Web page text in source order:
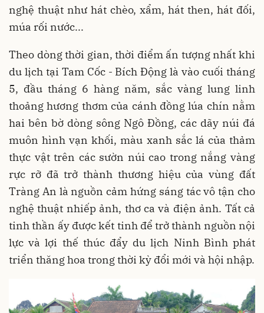
nghệ thuật như hát chèo, xẩm, hát then, hát đối,
múa rối nước...
Theo dòng thời gian, thời điểm ấn tượng nhất khi
du lịch tại Tam Cốc - Bích Động là vào cuối tháng
5, đầu tháng 6 hàng năm, sắc vàng lung linh
thoảng hương thơm của cánh đồng lúa chín nằm
hai bên bờ dòng sông Ngô Đồng, các dãy núi đá
muôn hình vạn khối, màu xanh sắc lá của thảm
thực vật trên các sườn núi cao trong nắng vàng
rực rỡ đã trở thành thương hiệu của vùng đất
Tràng An là nguồn cảm hứng sáng tác vô tận cho
nghệ thuật nhiếp ảnh, thơ ca và điện ảnh. Tất cả
tinh thần ấy được kết tinh để trở thành nguồn nội
lực và lợi thế thúc đẩy du lịch Ninh Bình phát
triển thăng hoa trong thời kỳ đổi mới và hội nhập.